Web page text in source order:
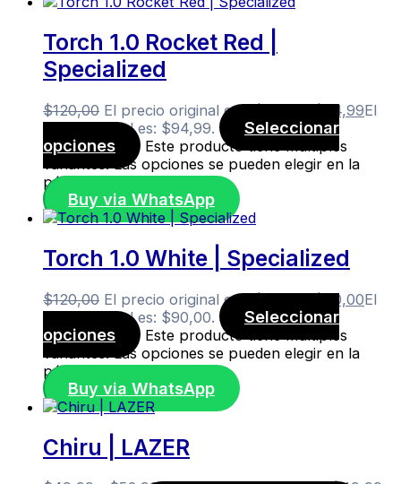
Torch 1.0 Rocket Red |
Specialized
$120,00 El precio original era: $120,00.$94,99El
precio actual es: $94,99.
Seleccionar
opciones
Este producto tiene múltiples
variantes. Las opciones se pueden elegir en la
página de producto
Buy via WhatsApp
Torch 1.0 White | Specialized
$120,00 El precio original era: $120,00.$90,00El
precio actual es: $90,00.
Seleccionar
opciones
Este producto tiene múltiples
variantes. Las opciones se pueden elegir en la
página de producto
Buy via WhatsApp
Chiru | LAZER